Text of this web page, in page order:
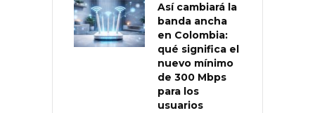
Así cambiará la
banda ancha
en Colombia:
qué significa el
nuevo mínimo
de 300 Mbps
para los
usuarios